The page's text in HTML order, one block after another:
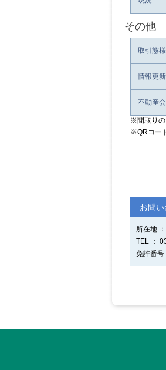
その他
取引態様
情報更新
不動産
※間取りの
※QRコー
お問い
所在地
TEL ：
免許番